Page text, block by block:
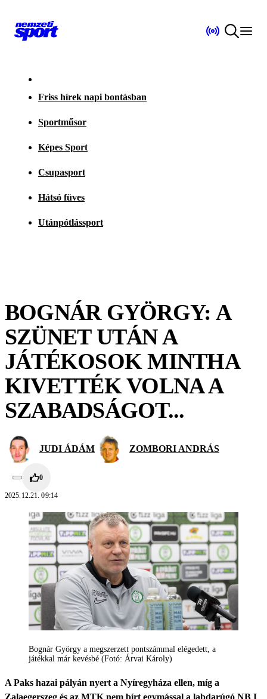
Friss hírek napi bontásban
Sportműsor
Képes Sport
Csupasport
Hátsó füves
Utánpótlássport
BOGNÁR GYÖRGY: A
SZÜNET UTÁN A
JÁTÉKOSOK MINTHA
KIVETTÉK VOLNA A
SZABADSÁGOT...
JUDI ÁDÁM ZOMBORI ANDRÁS
0
2025.12.21. 09:14
Bognár György a megszerzett pontszámmal elégedett, a
játékkal már kevésbé (Fotó: Árvai Károly)
A Paks hazai pályán nyert a Nyíregyháza ellen, míg a
Zalaegerszeg és az MTK nem bírt egymással a labdarúgó NB I